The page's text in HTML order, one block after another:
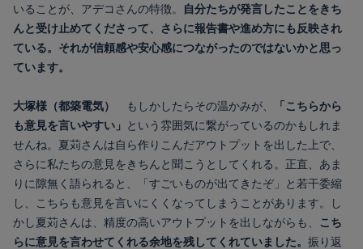
いることが、アデコさんの特徴。
自分たちが発言したことをきち
んと受け止めてくださって、さらに報告書や進め方にも反映され
ている。それが信頼感や安心感につながったのではないかと思っ
ています。
大塚様（都築電気） もしかしたらその温かみが、
「こちらから
も意見を言いやすい」 という雰囲気に繋がっているのかもしれま
せんね。夏苅さんは自ら作りこんだアウトプットを出した上で、
さらに私たちの意見をきちんと聞こうとしてくれる。正直、あま
りに隙無く語られると、「すごいものが出てきたぞ」と若干委縮
し、こちらも意見を言いにくくなってしまうことがあります。し
かし夏苅さんは、精度の高いアウトプットを出しながらも、
こち
らに意見を言わせてくれる余地を残してくれていました。 振り返